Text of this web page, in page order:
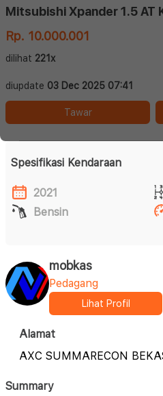
Mitsubishi
Rp. 10.000.001
dilihat 221x
diupdate 03 Dec 2025 07:41
Tawar
Spesifikasi Kendaraan
2021
Bensin
mobkas
Pedagang
Lihat Profil
Alamat
AXC SUMMARECON
Summary